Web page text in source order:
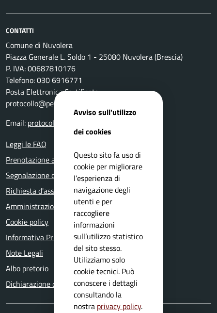
CONTATTI
Comune di Nuvolera
Piazza Generale L. Soldo 1 - 25080 Nuvolera (Brescia)
P. IVA: 00687810176
Telefono: 030 6916771
Posta Elettronica Certificata:
protocollo@pec.comune.nuvolera.bs.it
Email: protocollo@comune.nuvolera.bs.it
Leggi le FAQ
Prenotazione appuntamento
Segnalazione disservizio
Richiesta d'assistenza
Amministrazione trasparente
Cookie policy
Informativa Privacy
Note Legali
Albo pretorio
Dichiarazione di accessibilità
Avviso sull'utilizzo
dei cookies
Questo sito fa uso di
cookie per migliorare
l’esperienza di
navigazione degli
utenti e per
raccogliere
informazioni
sull’utilizzo statistico
del sito stesso.
Utilizziamo solo
cookie tecnici. Può
conoscere i dettagli
consultando la
nostra privacy policy.